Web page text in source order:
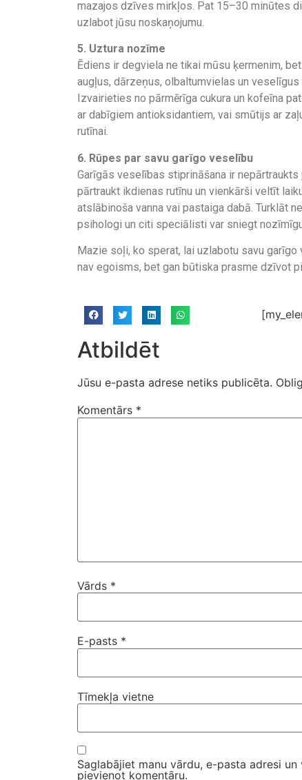
mazajos dzīves mirkļos. Pat 15–30 minūtes
uzlabot jūsu noskaņojumu.
5. Uztura nozīme
Ēdiens ir degviela ne tikai mūsu ķermenim,
augļus, dārzeņus, olbaltumvielas un
Izvairieties no pārmērīga cukura un kofeīna
ar dabīgiem antioksidantiem, vai smūtijs ar
rutīnai.
6. Rūpes par savu garīgo veselību
Garīgās veselības stiprināšana ir
pārtraukt ikdienas rutīnu un vienkārši veltīt
atslābinoša vanna vai pastaiga dabā. Turklāt
psihologi un citi speciālisti var sniegt
Mazie soļi, ko sperat, lai uzlabotu savu
nav egoisms, bet gan būtiska prasme dzīvot
Atbildēt
Jūsu e-pasta adrese netiks publicēta.
Komentārs *
Vārds *
E-pasts *
Tīmekļa vietne
Saglabājiet manu vārdu, e-pasta adresi
pievienot komentāru.